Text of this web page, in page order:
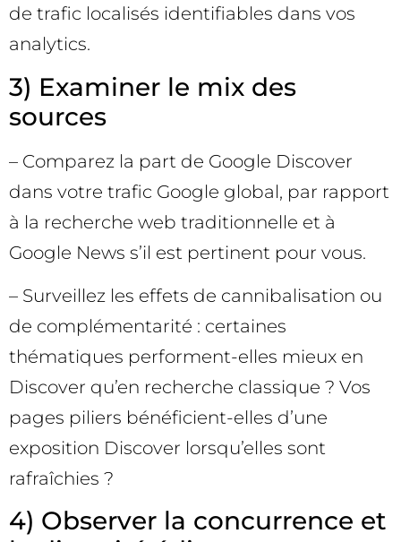
de trafic localisés identifiables dans vos
analytics.
3) Examiner le mix des
sources
– Comparez la part de Google Discover
dans votre trafic Google global, par rapport
à la recherche web traditionnelle et à
Google News s’il est pertinent pour vous.
– Surveillez les effets de cannibalisation ou
de complémentarité : certaines
thématiques performent-elles mieux en
Discover qu’en recherche classique ? Vos
pages piliers bénéficient-elles d’une
exposition Discover lorsqu’elles sont
rafraîchies ?
4) Observer la concurrence et